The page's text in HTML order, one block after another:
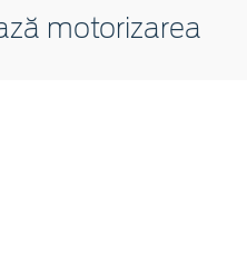
motorizarea